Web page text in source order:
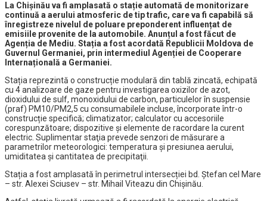
La Chișinău va fi amplasată o stație automată de monitorizare
continuă a aerului atmosferic de tip trafic, care va fi capabilă să
înregistreze nivelul de poluare preponderent influențat de
emisiile provenite de la automobile. Anunțul a fost făcut de
Agenția de Mediu. Stația a fost acordată Republicii Moldova de
Guvernul Germaniei, prin intermediul Agenției de Cooperare
Internațională a Germaniei.
Stația reprezintă o construcție modulară din tablă zincată, echipată
cu 4 analizoare de gaze pentru investigarea oxizilor de azot,
dioxidului de sulf, monoxidului de carbon, particulelor în suspensie
(praf) PM10/PM2,5 cu consumabilele incluse, încorporate într-o
construcție specifică; climatizator; calculator cu accesoriile
corespunzătoare; dispozitive și elemente de racordare la curent
electric. Suplimentar staţia prevede senzori de măsurare a
parametrilor meteorologici: temperatura şi presiunea aerului,
umiditatea şi cantitatea de precipitaţii.
Stația a fost amplasată în perimetrul intersecției bd. Ștefan cel Mare
– str. Alexei Sciusev – str. Mihail Viteazu din Chișinău.